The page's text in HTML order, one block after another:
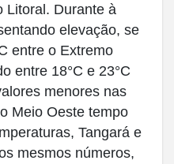
Litoral. Durante à
elevação, se
entre o Extremo
entre 18°C e 23°C
menores nas
Meio Oeste tempo
Tangará e
mesmos números,